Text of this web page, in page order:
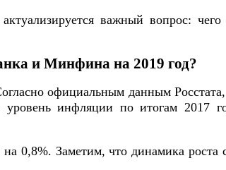
важный вопрос:
и Минфина на 2019 год?
официальным данным
инфляции по итогам 2017
0,8%. Заметим, что динамика